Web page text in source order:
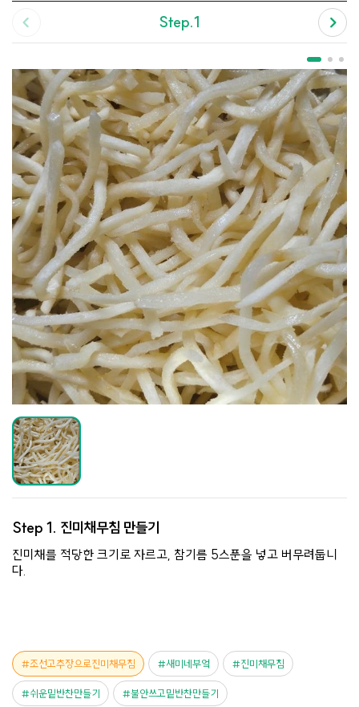
Step.1
Step 1. 진미채무침 만들기
진미채를 적당한 크기로 자르고, 참기름 5스푼을 넣고 버무려둡니
다.
조선고추장으로진미채무침 새미네부엌 진미채무침
쉬운밑반찬만들기 불안쓰고밑반찬만들기